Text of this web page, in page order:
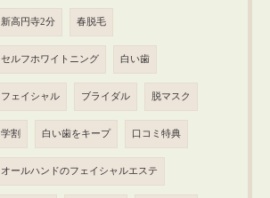
新高円寺2分 春脱毛
セルフホワイトニング 白い歯
フェイシャル ブライダル 脱マスク
学割 白い歯をキープ 口コミ特典
オールハンドのフェイシャルエステ